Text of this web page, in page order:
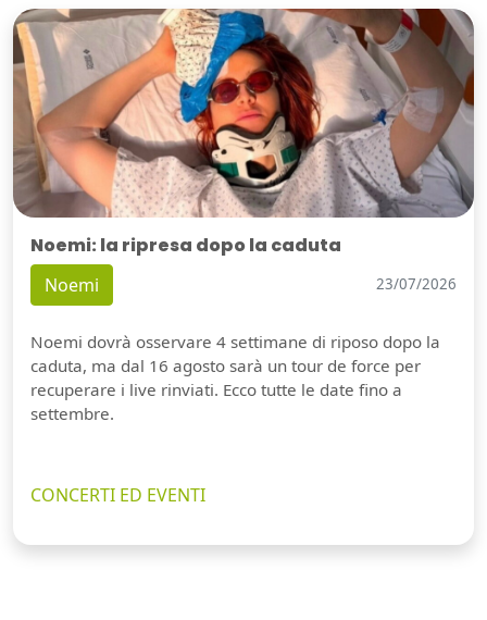
Noemi: la ripresa dopo la caduta
Noemi 23/07/2026
Noemi dovrà osservare 4 settimane di riposo dopo la
caduta, ma dal 16 agosto sarà un tour de force per
recuperare i live rinviati. Ecco tutte le date fino a
settembre.
CONCERTI ED EVENTI